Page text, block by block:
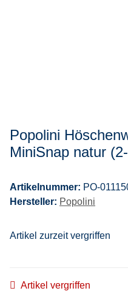
Popolini
MiniSnap natur
Artikelnummer: PO-
Hersteller: Popolini
Artikel zurzeit vergriffen
Artikel vergriffen